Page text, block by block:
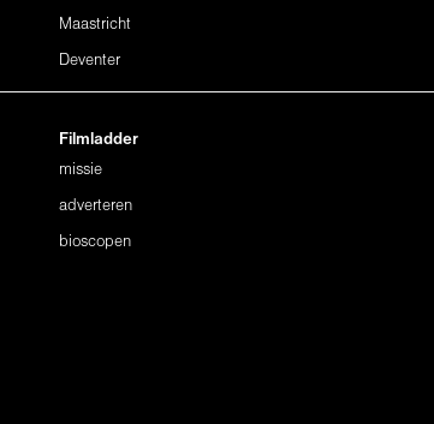
Maastricht
Deventer
Filmladder
missie
adverteren
bioscopen